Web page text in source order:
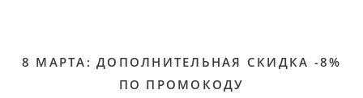
8 МАРТА: ДОПОЛНИТЕЛЬНАЯ СКИДКА -8%
ПО ПРОМОКОДУ